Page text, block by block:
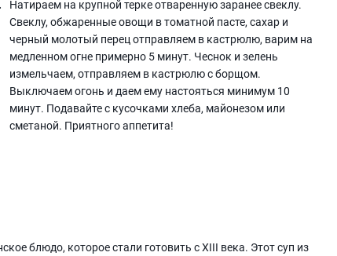
Натираем на крупной терке отваренную заранее свеклу.
Свеклу, обжаренные овощи в томатной пасте, сахар и
черный молотый перец отправляем в кастрюлю, варим на
медленном огне примерно 5 минут. Чеснок и зелень
измельчаем, отправляем в кастрюлю с борщом.
Выключаем огонь и даем ему настояться минимум 10
минут. Подавайте с кусочками хлеба, майонезом или
сметаной. Приятного аппетита!
блюдо, которое стали готовить с XIII века. Этот суп из